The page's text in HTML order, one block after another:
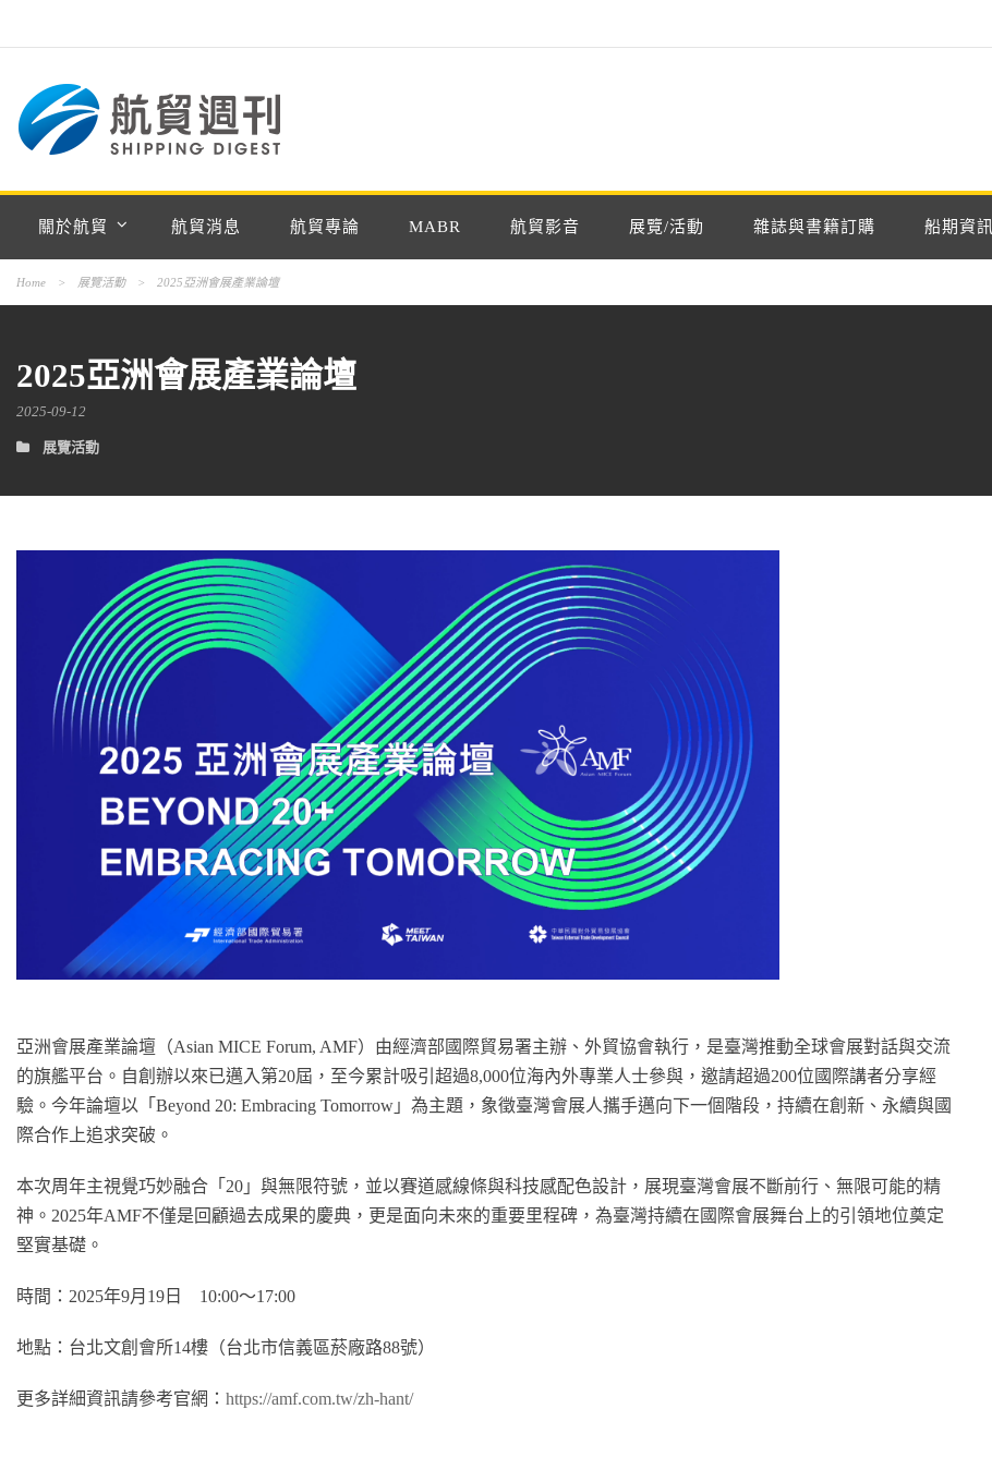
關於航貿 航貿消息 航貿專論 MABR 航貿影音 展覽/活動 雜誌與書籍訂購 船期資訊
Home > 展覽活動 > 2025亞洲會展產業論壇
2025亞洲會展產業論壇
2025-09-12
展覽活動
亞洲會展產業論壇（Asian MICE Forum, AMF）由經濟部國際貿易署主辦、外貿協會執行，是臺灣推動全球會展對話與交流
的旗艦平台。自創辦以來已邁入第20屆，至今累計吸引超過8,000位海內外專業人士參與，邀請超過200位國際講者分享經
驗。今年論壇以「Beyond 20: Embracing Tomorrow」為主題，象徵臺灣會展人攜手邁向下一個階段，持續在創新、永續與國
際合作上追求突破。
本次周年主視覺巧妙融合「20」與無限符號，並以賽道感線條與科技感配色設計，展現臺灣會展不斷前行、無限可能的精
神。2025年AMF不僅是回顧過去成果的慶典，更是面向未來的重要里程碑，為臺灣持續在國際會展舞台上的引領地位奠定
堅實基礎。
時間：2025年9月19日 10:00～17:00
地點：台北文創會所14樓（台北市信義區菸廠路88號）
更多詳細資訊請參考官網： https://amf.com.tw/zh-hant/